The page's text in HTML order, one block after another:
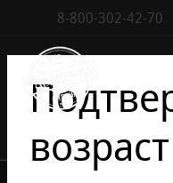
8-800-302-42-70
возраст